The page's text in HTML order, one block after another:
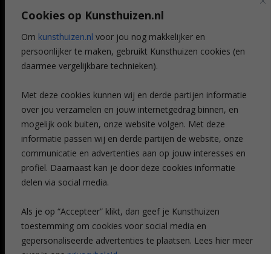
Cookies op Kunsthuizen.nl
Om kunsthuizen.nl voor jou nog makkelijker en
persoonlijker te maken, gebruikt Kunsthuizen cookies (en
daarmee vergelijkbare technieken).
Met deze cookies kunnen wij en derde partijen informatie
over jou verzamelen en jouw internetgedrag binnen, en
mogelijk ook buiten, onze website volgen. Met deze
informatie passen wij en derde partijen de website, onze
communicatie en advertenties aan op jouw interesses en
profiel. Daarnaast kan je door deze cookies informatie
delen via social media.
Als je op “Accepteer” klikt, dan geef je Kunsthuizen
toestemming om cookies voor social media en
gepersonaliseerde advertenties te plaatsen. Lees hier meer
Voordelen
Veelgestelde vragen
CONTACT
Leiden
Amsterdam
Breda
Favorieten
Mijn art alert
NIEUWSBRIEF